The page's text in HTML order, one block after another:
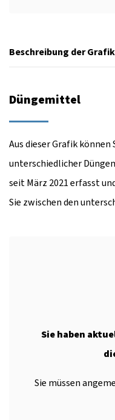
Beschreibung der Grafik
Düngemittel
Aus dieser Grafik können
unterschiedlicher
seit März 2021 erfasst
Sie zwischen den
Sie haben
Sie müssen